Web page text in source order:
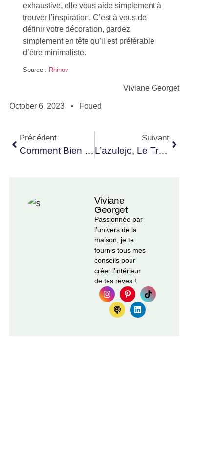
exhaustive, elle vous aide simplement à
trouver l’inspiration. C’est à vous de
définir votre décoration, gardez
simplement en tête qu’il est préférable
d’être minimaliste.
Source : Rhinov
Viviane Georget
October 6, 2023 Foued
Précédent
Comment Bien Protéger Ses Biens Et Sa Maison ?
Suivant
L’azulejo, Le Trésor Décoratif Du Portugal
Viviane
Georget
Passionnée par
l’univers de la
maison, je te
fournis tous mes
conseils pour
créer l’intérieur
de tes rêves !